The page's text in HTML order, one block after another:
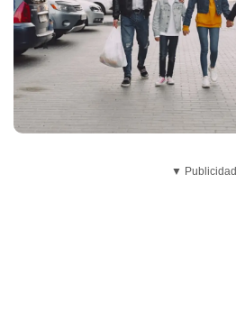
▼ Publicidad